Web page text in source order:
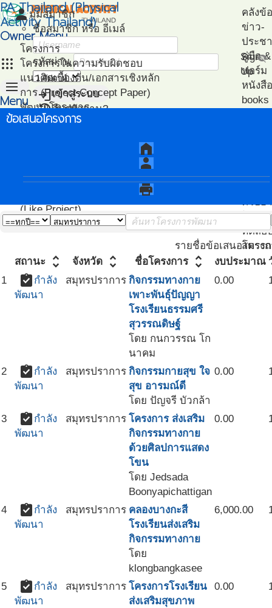
PA Thailand (Physical
Activity Thailand)
Owner Menu
apps
personมุมสมาชิก
ชื่อสมาชิก หรือ อีเมล์
รหัสผ่าน visibility_off
loginเข้าสู่ระบบ
restoreลืมรหัสผ่าน?
Sign
Up
menu
Menu
หน้า
โครงการ
โครงการในความรับผิดชอบ
แนวคิดเบื้องต้น/เอกสารเชิงหลัก
การ (Project Concept Paper)
พัฒนาโครงการ
(Project Development)
(Project Mapping)
(Like Project)
คลังข้
ข่าว-
ประช
คู่มือ
ฟอร์ม
หนังสื
books
โปรแ
ทดสอ
สมรร
ข้อเสนอโครงการ
home
person
print
รายชื่อข้อเสนอโครง
สถานะ
unfold_more จังหวัด unfold_more ชื่อโครงการ unfold_more งบประมาณ
1
assignment_turned_in กำลัง
พัฒนา
สมุทรปราการ กิจกรรมทางกาย
เพาะพันธ์ุปัญญา
โรงเรียนธรรมศรี
สุวรรณดิษฐ์
โดย กนกวรรณ โก
นาคม
0.00
2 assignment_turned_in กำลัง
พัฒนา
สมุทรปราการ กิจกรรมกายสุข ใจ
สุข อารมณ์ดี
โดย ปัญจรี บัวกล้า
0.00
3 assignment_turned_in กำลัง
พัฒนา
สมุทรปราการ โครงการ ส่งเสริม
กิจกรรมทางกาย
ด้วยศิลปการแสดง
โขน
โดย Jedsada
Boonyapichattigan
0.00
4 assignment_turned_in กำลัง
พัฒนา
สมุทรปราการ คลองบางกะสี
โรงเรียนส่งเสริม
กิจกรรมทางกาย
โดย
klongbangkasee
6,000.00
5 assignment_turned_in กำลัง
พัฒนา
สมุทรปราการ โครงการโรงเรียน
ส่งเสริมสุขภาพ
0.00